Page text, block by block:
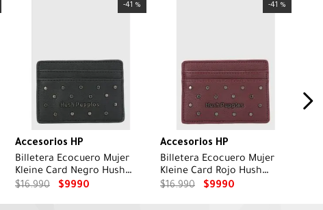
-41 %
Accesorios HP
Billetera Ecocuero Mujer
Kleine Card Negro Hush
Puppies
$16.990 $9990
-41 %
Accesorios HP
Billetera Ecocuero Mujer
Kleine Card Rojo Hush
Puppies
$16.990 $9990